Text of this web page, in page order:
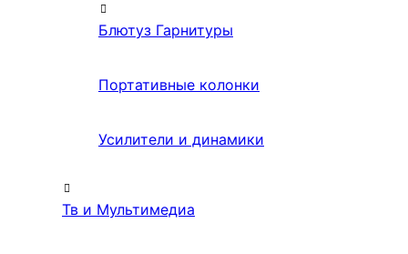
Блютуз Гарнитуры
Портативные колонки
Усилители и динамики
Тв и Мультимедиа